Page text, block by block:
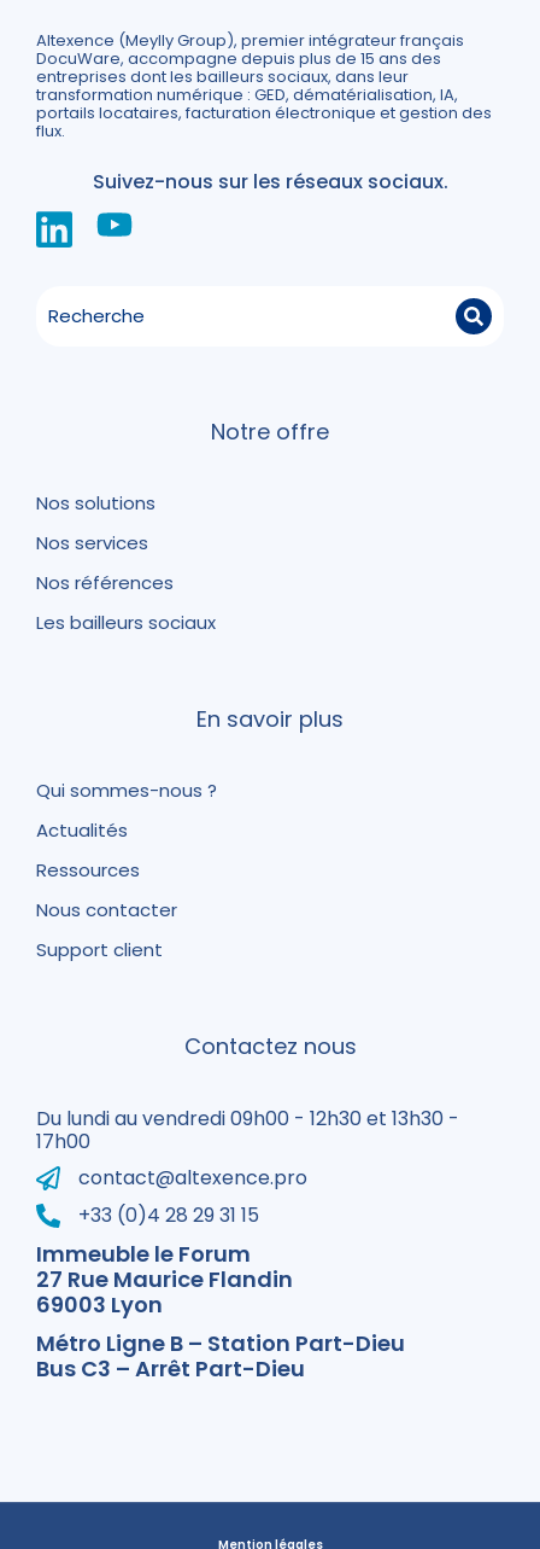
Altexence (Meylly Group), premier intégrateur français
DocuWare, accompagne depuis plus de 15 ans des
entreprises dont les bailleurs sociaux, dans leur
transformation numérique : GED, dématérialisation, IA,
portails locataires, facturation électronique et gestion des
flux.
Suivez-nous sur les réseaux sociaux.
Notre offre
Nos solutions
Nos services
Nos références
Les bailleurs sociaux
En savoir plus
Qui sommes-nous ?
Actualités
Ressources
Nous contacter
Support client
Contactez nous
Du lundi au vendredi 09h00 - 12h30 et 13h30 -
17h00
contact@altexence.pro
+33 (0)4 28 29 31 15
Immeuble le Forum
27 Rue Maurice Flandin
69003 Lyon
Métro Ligne B – Station Part-Dieu
Bus C3 – Arrêt Part-Dieu
Mention légales